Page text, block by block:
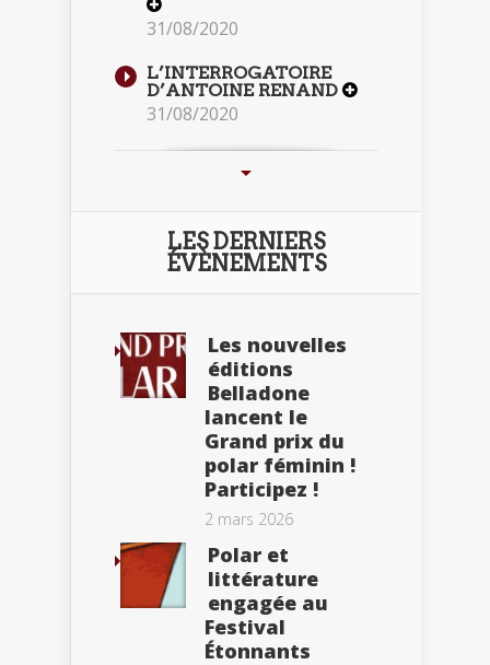
31/08/2020
L’INTERROGATOIRE
D’ANTOINE RENAND
31/08/2020
LES DERNIERS
ÉVÈNEMENTS
Les nouvelles
éditions
Belladone
lancent le
Grand prix du
polar féminin !
Participez !
2 mars 2026
Polar et
littérature
engagée au
Festival
Étonnants